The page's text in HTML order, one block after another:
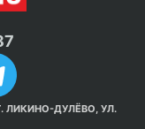
ЛИКИНО-ДУЛЁВО, УЛ.